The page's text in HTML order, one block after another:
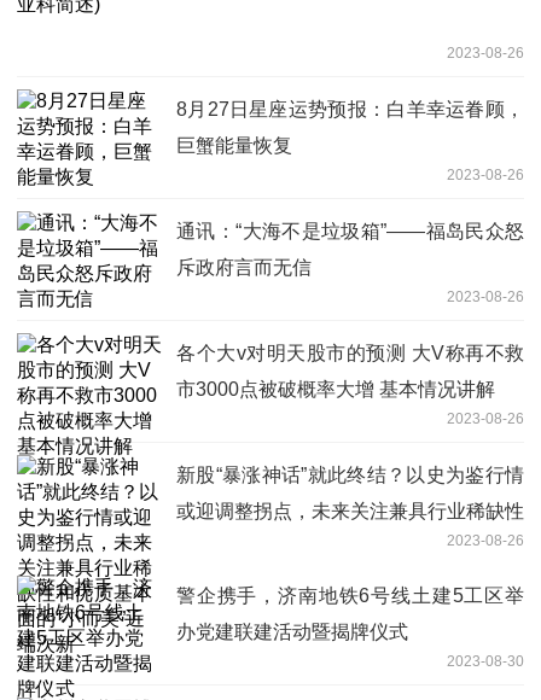
2023-08-26
8月27日星座运势预报：白羊幸运眷顾，
巨蟹能量恢复
2023-08-26
通讯：“大海不是垃圾箱”——福岛民众怒
斥政府言而无信
2023-08-26
各个大v对明天股市的预测 大V称再不救
市3000点被破概率大增 基本情况讲解
2023-08-26
新股“暴涨神话”就此终结？以史为鉴行情
或迎调整拐点，未来关注兼具行业稀缺性
和优质基本面的“小而美”近端次新2023-08-26
警企携手，济南地铁6号线土建5工区举
办党建联建活动暨揭牌仪式
2023-08-30